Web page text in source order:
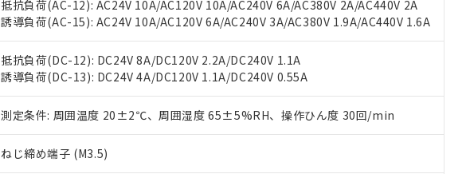
抵抗負荷(AC-12): AC24V 10A/AC120V 10A/AC240V 6A/AC380V 2A/AC440V 2A
誘導負荷(AC-15): AC24V 10A/AC120V 6A/AC240V 3A/AC380V 1.9A/AC440V 1.6A
抵抗負荷(DC-12): DC24V 8A/DC120V 2.2A/DC240V 1.1A
誘導負荷(DC-13): DC24V 4A/DC120V 1.1A/DC240V 0.55A
測定条件: 周囲温度 20±2℃、周囲湿度 65±5%RH、操作ひん度 30回/min
ねじ締め端子 (M3.5)
オムロン制御機器販売店や当社販売拠点は「販売ネットワーク
」をご確認くだ
在庫状況および標準価格結果を当社の事前の承諾なく第三者に漏洩または開示し
マイパーツ機能（部品リスト作成サービス）をご利用いただくには、I-Webメン
ている必要があります。
お客様が当ウェブサイト上で当社にご登録された部品リストについて、当社およ
が、当社の製品・サービスに関するお客様との取引・商談に必要な範囲で利用す
さい。
※当社の共同利用者とは、
いる法人を指します。
部品在庫の切り替え状況などにより、予定月が前後することがあります。
※3 非含有証明書ダウンロード
下記の非含有証明書をダウンロードすることができます。
※2 環境保護使用期限
「ｅ」：有害物質（10物質）のすべてが基準値以下であることを示します。
「10」：通常の使用状況下において有害物質が外部に漏えいし、環境に深刻な影響を
味します。
また当社は、販売先および販売に係わる関係者が違法に輸出するおそれがある場
たしません。
合意する キャンセル
－
在庫なし(最新の在庫状況については、お客様のお取引先、またはお客様担
機器販売店・当社販売員にご確認ください)
空
白
受注生産機種、また在庫状況の情報を公開していない機種